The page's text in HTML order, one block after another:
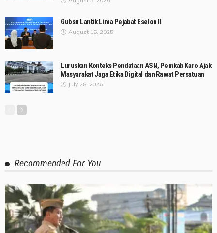
Gubsu Lantik Lima Pejabat Eselon II
August 15, 2025
Luruskan Konteks Pendataan ASN, Pemkab Karo Ajak
Masyarakat Jaga Etika Digital dan Rawat Persatuan
July 28, 2026
Recommended For You